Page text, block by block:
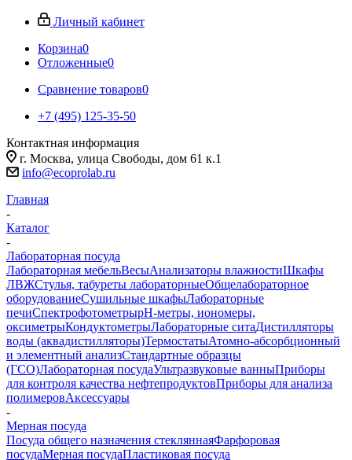
Личный кабинет
Корзина0
Отложенные0
Сравнение товаров0
+7 (495) 125-35-50
Контактная информация
г. Москва, улица Свободы, дом 61 к.1
info@ecoprolab.ru
Главная
-
Каталог
-
Лабораторная посуда
Лабораторная мебельВесыАнализаторы влажностиШкафы
ЛВЖСтулья, табуреты лабораторныеОбщелабораторное
оборудованиеСушильные шкафыЛабораторные
печиСпектрофотометрыpH-метры, иономеры,
оксиметрыКондуктометрыЛабораторные ситаДистилляторы
воды (аквадистилляторы)ТермостатыАтомно-абсорбционный
и элементный анализСтандартные образцы
(ГСО)Лабораторная посудаУльтразвуковые ванныПриборы
для контроля качества нефтепродуктовПриборы для анализа
полимеровАксессуары
-
Мерная посуда
Посуда общего назначения стекляннаяФарфоровая
посудаМерная посудаПластиковая посуда